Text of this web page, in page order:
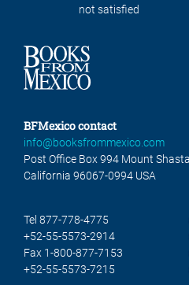
not satisfied
BFMexico contact
info@booksfrommexico.com
Post Office Box 994 Mount
California 96067-0994 USA
Tel 877-778-4775
+52-55-5573-2914
Fax 1-800-877-7153
+52-55-5573-7215